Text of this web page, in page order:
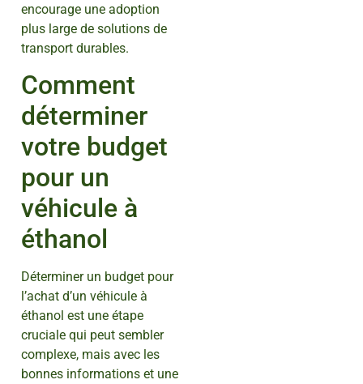
encourage une adoption
plus large de solutions de
transport durables.
Comment
déterminer
votre budget
pour un
véhicule à
éthanol
Déterminer un budget pour
l’achat d’un véhicule à
éthanol est une étape
cruciale qui peut sembler
complexe, mais avec les
bonnes informations et une